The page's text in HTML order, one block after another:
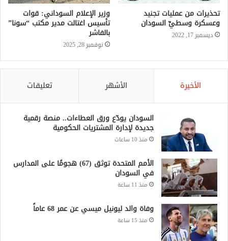
تحذيرات من عمليات تجنيد
وعسكرة وسطيِّ السودان
ديسمبر 17, 2022
وزير الإعلام السوداني: قوات
تأسيس اغتالت مدير مكتب “سونا”
بالفاشر
نوفمبر 28, 2025
الأخيرة الأشهر تعليقات
السودان يودّع ورق العطاءات.. منصة رقمية
جديدة لإدارة المشتريات الحكومية
منذ 10 ساعات
الأمم المتحدة توثق (67) هجومًا على المدارس
في السودان
منذ 11 ساعة
وفاة والد ليونيل ميسي عن عمر 68 عاماً
منذ 15 ساعة